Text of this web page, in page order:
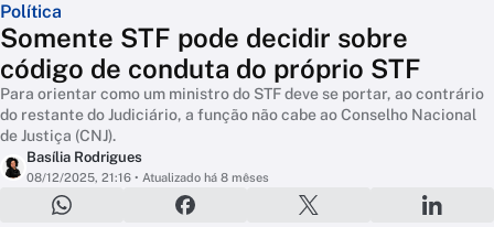
Política
Somente STF pode decidir sobre
código de conduta do próprio STF
Para orientar como um ministro do STF deve se portar, ao contrário
do restante do Judiciário, a função não cabe ao Conselho Nacional
de Justiça (CNJ).
Basília Rodrigues
08/12/2025, 21:16 • Atualizado há 8 mêses